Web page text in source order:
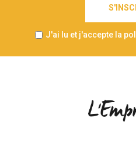
J'ai lu et j'accepte la